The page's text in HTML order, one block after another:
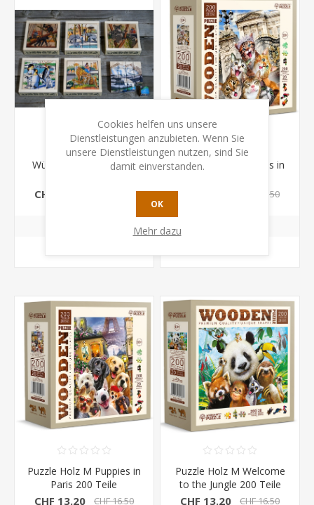
Würfelpuzzle - Zoo 16-
CHF 36.40
Puzzle Holz M Kittens in
CHF 16.50
Puzzle Holz M Puppies in
Paris 200 Teile
CHF 13.20 CHF 16.50
Puzzle Holz M Welcome
to the Jungle 200 Teile
CHF 13.20 CHF 16.50
Cookies helfen uns unsere
Dienstleistungen anzubieten. Wenn Sie
unsere Dienstleistungen nutzen, sind Sie
damit einverstanden.
OK
Mehr dazu